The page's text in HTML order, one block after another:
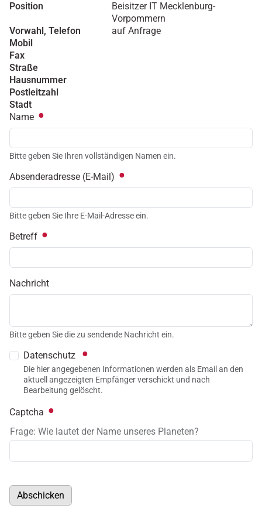
Position
Beisitzer IT Mecklenburg-
Vorpommern
Vorwahl, Telefon
auf Anfrage
Mobil
Fax
Straße
Hausnummer
Postleitzahl
Stadt
Name
Bitte geben Sie Ihren vollständigen Namen ein.
Absenderadresse (E-Mail)
Bitte geben Sie Ihre E-Mail-Adresse ein.
Betreff
Nachricht
Bitte geben Sie die zu sendende Nachricht ein.
Datenschutz
Die hier angegebenen Informationen werden als Email an den
aktuell angezeigten Empfänger verschickt und nach
Bearbeitung gelöscht.
Captcha
Frage: Wie lautet der Name unseres Planeten?
Abschicken